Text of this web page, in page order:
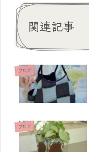
関連記事
ブログ
ブログ